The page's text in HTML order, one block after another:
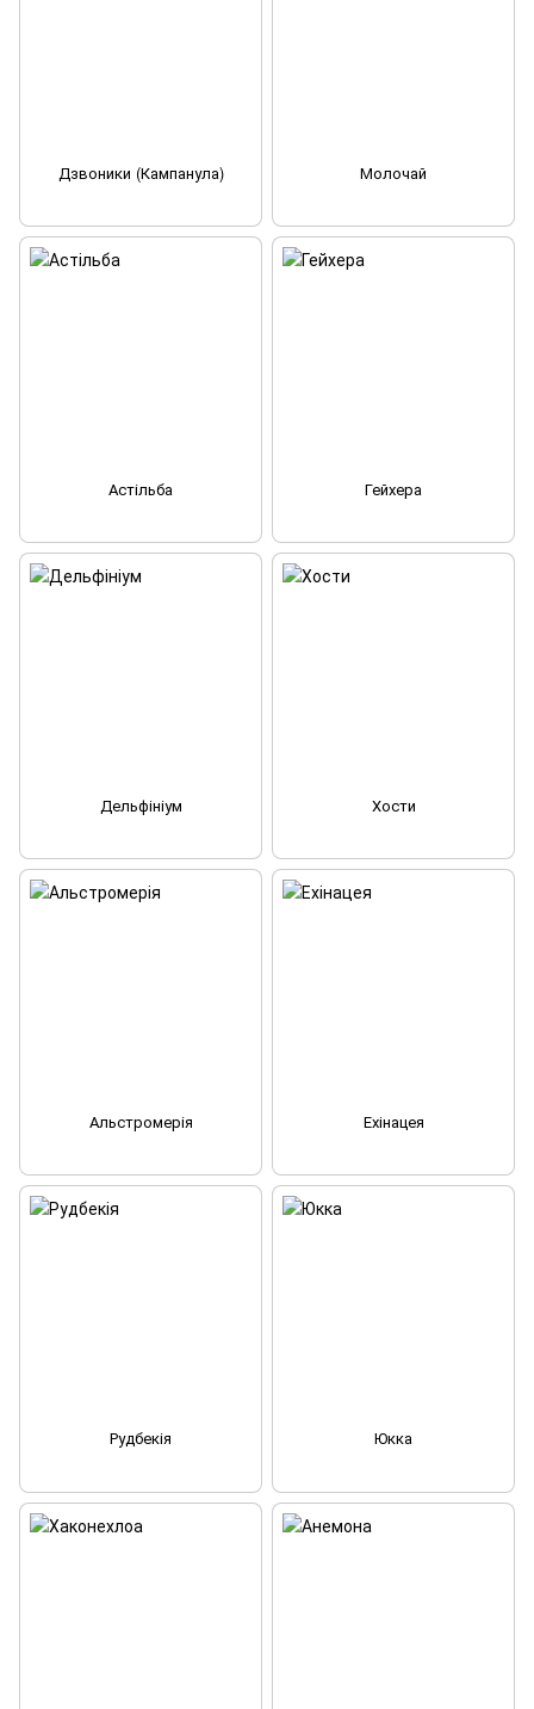
Дзвоники (Кампанула) Молочай
Астільба Гейхера
Дельфініум Хости
Альстромерія Ехінацея
Рудбекія Юкка